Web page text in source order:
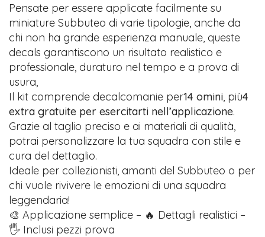
Pensate per essere applicate facilmente su
miniature Subbuteo di varie tipologie, anche da
chi non ha grande esperienza manuale, queste
decals garantiscono un risultato realistico e
professionale, duraturo nel tempo e a prova di
usura,
Il kit comprende decalcomanie per14 omini, più4
extra gratuite per esercitarti nell’applicazione.
Grazie al taglio preciso e ai materiali di qualità,
potrai personalizzare la tua squadra con stile e
cura del dettaglio.
Ideale per collezionisti, amanti del Subbuteo o per
chi vuole rivivere le emozioni di una squadra
leggendaria!
🎨 Applicazione semplice – 🔥 Dettagli realistici –
🖐️ Inclusi pezzi prova